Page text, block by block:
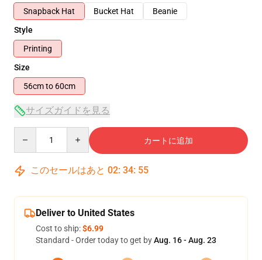
Snapback Hat
Bucket Hat
Beanie
Style
Printing
Size
56cm to 60cm
サイズガイドを見る
カートに追加
このセールはあと 02: 34: 55
Deliver to United States
Cost to ship:$6.99
Standard - Order today to get byAug. 16 - Aug. 23